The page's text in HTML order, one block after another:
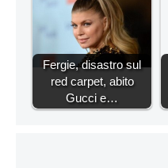
Fergie, disastro sul
red carpet, abito
Gucci e…